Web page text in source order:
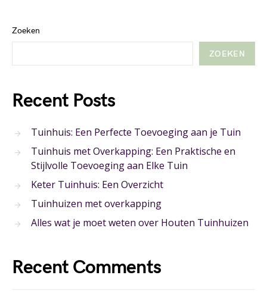
Zoeken
ZOEKEN
Recent Posts
Tuinhuis: Een Perfecte Toevoeging aan je Tuin
Tuinhuis met Overkapping: Een Praktische en
Stijlvolle Toevoeging aan Elke Tuin
Keter Tuinhuis: Een Overzicht
Tuinhuizen met overkapping
Alles wat je moet weten over Houten Tuinhuizen
Recent Comments